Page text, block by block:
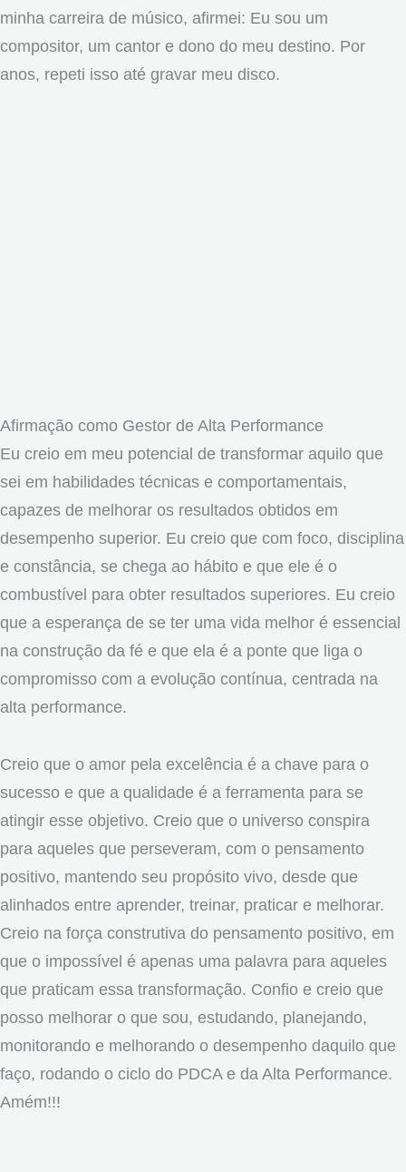
minha carreira de músico, afirmei: Eu sou um
compositor, um cantor e dono do meu destino. Por
anos, repeti isso até gravar meu disco.
Afirmação como Gestor de Alta Performance
Eu creio em meu potencial de transformar aquilo que
sei em habilidades técnicas e comportamentais,
capazes de melhorar os resultados obtidos em
desempenho superior. Eu creio que com foco, disciplina
e constância, se chega ao hábito e que ele é o
combustível para obter resultados superiores. Eu creio
que a esperança de se ter uma vida melhor é essencial
na construção da fé e que ela é a ponte que liga o
compromisso com a evolução contínua, centrada na
alta performance.
Creio que o amor pela excelência é a chave para o
sucesso e que a qualidade é a ferramenta para se
atingir esse objetivo. Creio que o universo conspira
para aqueles que perseveram, com o pensamento
positivo, mantendo seu propósito vivo, desde que
alinhados entre aprender, treinar, praticar e melhorar.
Creio na força construtiva do pensamento positivo, em
que o impossível é apenas uma palavra para aqueles
que praticam essa transformação. Confio e creio que
posso melhorar o que sou, estudando, planejando,
monitorando e melhorando o desempenho daquilo que
faço, rodando o ciclo do PDCA e da Alta Performance.
Amém!!!